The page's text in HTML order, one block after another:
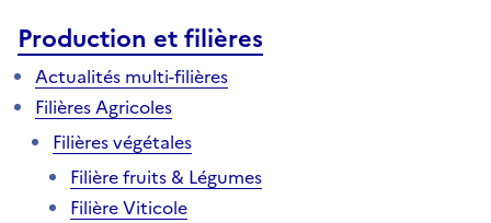
Production et filières
Actualités multi-filières
Filières Agricoles
Filières végétales
Filière fruits & Légumes
Filière Viticole